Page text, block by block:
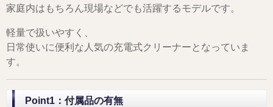
家庭内はもちろん現場などでも活躍するモデルです。
軽量で扱いやすく、
日常使いに便利な人気の充電式クリーナーとなっていま
す。
Point1：付属品の有無